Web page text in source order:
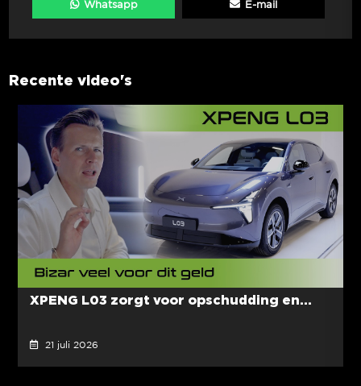
Whatsapp E-mail
Recente video's
XPENG L03 zorgt voor opschudding en...
21 juli 2026